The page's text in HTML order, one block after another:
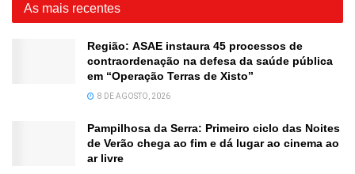
As mais recentes
Região: ASAE instaura 45 processos de
contraordenação na defesa da saúde pública
em “Operação Terras de Xisto”
8 DE AGOSTO, 2026
Pampilhosa da Serra: Primeiro ciclo das Noites
de Verão chega ao fim e dá lugar ao cinema ao
ar livre